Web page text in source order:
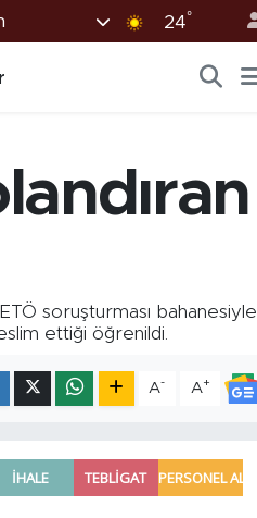
24°
soruşturması bahanesiyle
ettiği öğrenildi.
A- A+